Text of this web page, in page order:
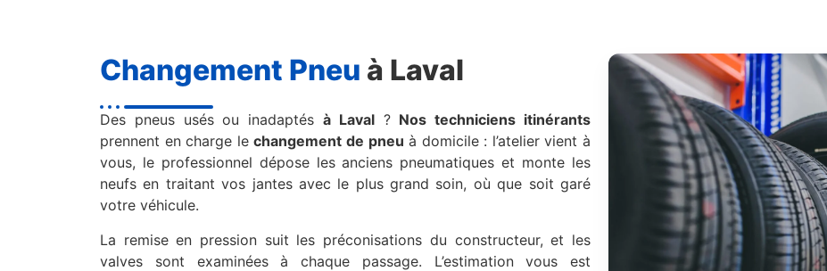
Changement Pneu à Laval
Des pneus usés ou inadaptés à Laval? Nos techniciens itinérants
prennent en charge lechangement de pneu à domicile : l’atelier vient à
vous, le professionnel dépose les anciens pneumatiques et monte les
neufs en traitant vos jantes avec le plus grand soin, où que soit garé
votre véhicule.
La remise en pression suit les préconisations du constructeur, et les
valves sont examinées à chaque passage. L’estimation vous est